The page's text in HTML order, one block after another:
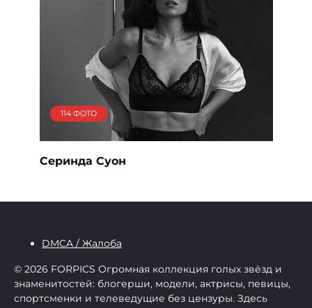
114 ФОТО
Серинда Суон
DMCA / Жалоба
© 2026 FORPICS Огромная коллекция голых звёзд и
знаменитостей: блогерши, модели, актрисы, певицы,
спортсменки и телеведущие без цензуры. Здесь